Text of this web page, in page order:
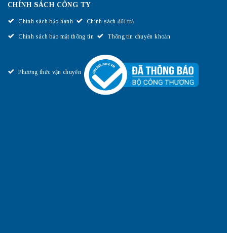
CHÍNH SÁCH CÔNG TY
Chính sách bảo hành Chính sách đổi trả
Chính sách bảo mật thông tin Thông tin chuyển khoản
Phương thức vận chuyển